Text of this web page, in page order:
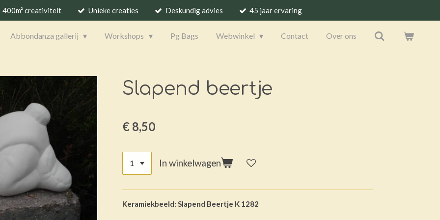
400m² creativiteit Unieke creaties Deskundig advies 45 jaar ervaring
Abbondanza gallerij Workshops Pg Bags Webwinkel Contact Over ons
Slapend beertje
€ 8,50
In winkelwagen
Keramiekbeeld: Slapend Beertje K 1282